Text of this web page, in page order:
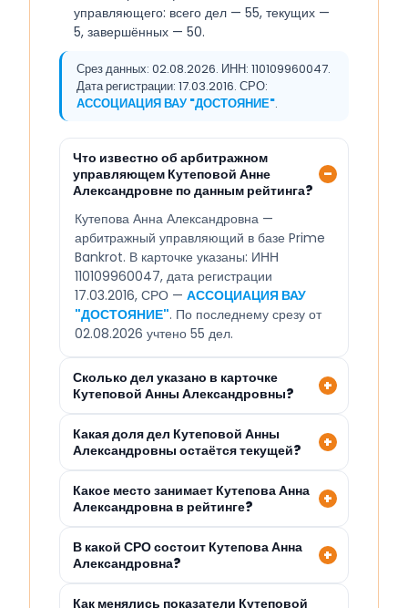
управляющего: всего дел — 55, текущих —
5, завершённых — 50.
Срез данных: 02.08.2026. ИНН: 110109960047.
Дата регистрации: 17.03.2016. СРО:
АССОЦИАЦИЯ ВАУ "ДОСТОЯНИЕ".
Что известно об арбитражном
управляющем Кутеповой Анне
Александровне по данным рейтинга?
Кутепова Анна Александровна —
арбитражный управляющий в базе Prime
Bankrot. В карточке указаны: ИНН
110109960047, дата регистрации
17.03.2016, СРО — АССОЦИАЦИЯ ВАУ
"ДОСТОЯНИЕ". По последнему срезу от
02.08.2026 учтено 55 дел.
Сколько дел указано в карточке
Кутеповой Анны Александровны?
Какая доля дел Кутеповой Анны
Александровны остаётся текущей?
Какое место занимает Кутепова Анна
Александровна в рейтинге?
В какой СРО состоит Кутепова Анна
Александровна?
Как менялись показатели Кутеповой